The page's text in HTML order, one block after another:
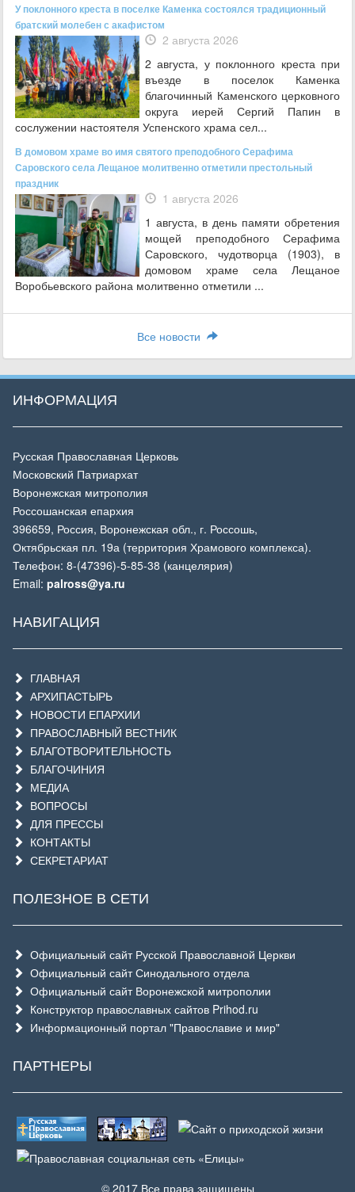
У поклонного креста в поселке Каменка состоялся традиционный
братский молебен с акафистом
2 августа 2026
2 августа, у поклонного креста при
въезде в поселок Каменка
благочинный Каменского церковного
округа иерей Сергий Папин в
сослужении настоятеля Успенского храма сел...
В домовом храме во имя святого преподобного Серафима
Саровского села Лещаное молитвенно отметили престольный
праздник
1 августа 2026
1 августа, в день памяти обретения
мощей преподобного Серафима
Саровского, чудотворца (1903), в
домовом храме села Лещаное
Воробьевского района молитвенно отметили ...
Все новости
ИНФОРМАЦИЯ
Русская Православная Церковь
Московский Патриархат
Воронежская митрополия
Россошанская епархия
396659, Россия, Воронежская обл., г. Россошь,
Октябрьская пл. 19а (территория Храмового комплекса).
Телефон: 8-(47396)-5-85-38 (канцелярия)
Email: palross@ya.ru
НАВИГАЦИЯ
ГЛАВНАЯ
АРХИПАСТЫРЬ
НОВОСТИ ЕПАРХИИ
ПРАВОСЛАВНЫЙ ВЕСТНИК
БЛАГОТВОРИТЕЛЬНОСТЬ
БЛАГОЧИНИЯ
МЕДИА
ВОПРОСЫ
ДЛЯ ПРЕССЫ
КОНТАКТЫ
СЕКРЕТАРИАТ
ПОЛЕЗНОЕ В СЕТИ
Официальный сайт Русской Православной Церкви
Официальный сайт Синодального отдела
Официальный сайт Воронежской митрополии
Конструктор православных сайтов Prihod.ru
Информационный портал "Православие и мир"
ПАРТНЕРЫ
© 2017 Все права защищены